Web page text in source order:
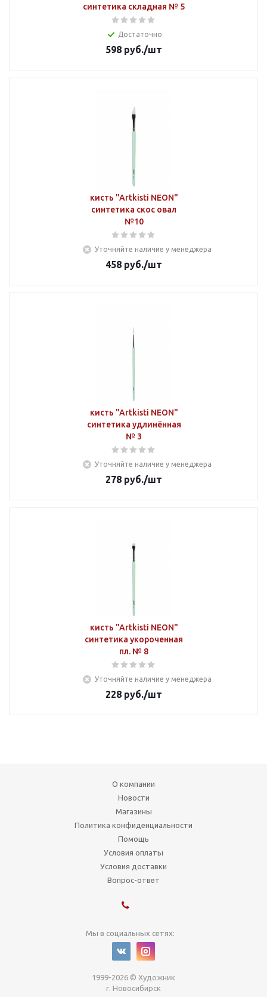
синтетика складная № 5
Достаточно
598 руб./шт
кисть "Artkisti NEON"
синтетика скос овал
№10
Уточняйте наличие у менеджера
458 руб./шт
кисть "Artkisti NEON"
синтетика удлинённая
№ 3
Уточняйте наличие у менеджера
278 руб./шт
кисть "Artkisti NEON"
синтетика укороченная
пл. № 8
Уточняйте наличие у менеджера
228 руб./шт
О компании
Новости
Магазины
Политика конфиденциальности
Помощь
Условия оплаты
Условия доставки
Вопрос-ответ
Мы в социальных сетях:
1999-2026 © Художник
г. Новосибирск